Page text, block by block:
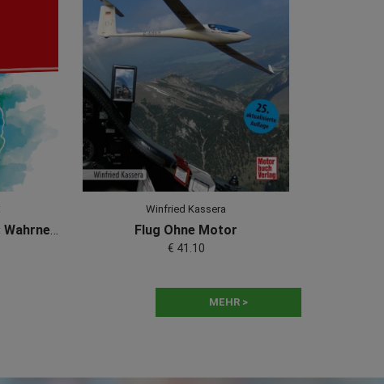
Allgemeine Psychologie: Wahrnehmung Und Emotion
Winfried Kassera
Flug Ohne Motor
€ 41.10
MEHR >